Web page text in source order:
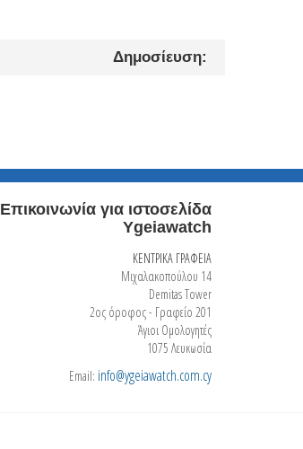
Δημοσίευση:
Επικοινωνία για ιστοσελίδα
Ygeiawatch
ΚΕΝΤΡΙΚΑ ΓΡΑΦΕΙΑ
Μιχαλακοπούλου 14
Demitas Tower
2ος όροφος - Γραφείο 201
Άγιοι Ομολογητές
1075 Λευκωσία
Email: info@ygeiawatch.com.cy